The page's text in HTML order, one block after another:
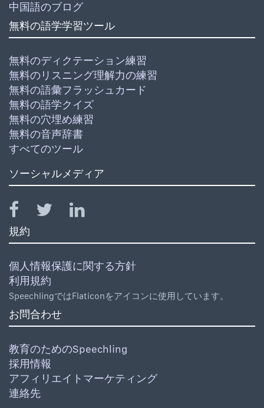
中国語のブログ
無料の語学学習ツール
無料のディクテーション練習
無料のリスニング理解力の練習
無料の語彙フラッシュカード
無料の語学クイズ
無料の穴埋め練習
無料の音声辞書
すべてのツール
ソーシャルメディア
規約
個人情報保護に関する方針
利用規約
SpeechlingではFlaticonをアイコンに使用しています。
お問合わせ
教育のためのSpeechling
採用情報
アフィリエイトマーケティング
連絡先